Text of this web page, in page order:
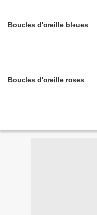
Boucles d'oreille bleues
Boucles d'oreille roses